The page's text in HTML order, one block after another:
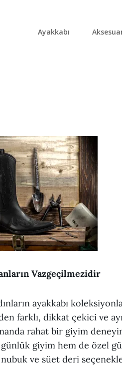
Ayakkabı
Vazgeçilmezidir
ayakkabı
farklı, dikkat çekici ve
rahat bir giyim
giyim hem de özel
nubuk ve süet deri